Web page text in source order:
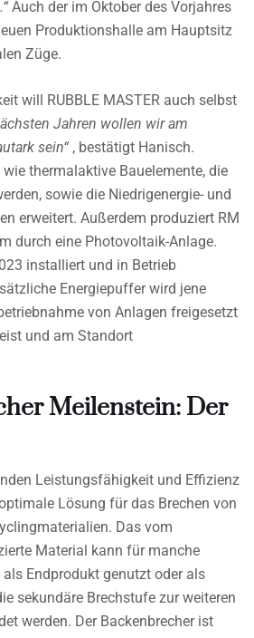
Auch der im Oktober des Vorjahres
Produktionshalle am Hauptsitz
Züge.
will RUBBLE MASTER auch selbst
Jahren wollen wir am
sein“, bestätigt Hanisch.
thermalaktive Bauelemente, die
sowie die Niedrigenergie- und
erweitert. Außerdem produziert RM
durch eine Photovoltaik-Anlage.
installiert und in Betrieb
Energiepuffer wird jene
von Anlagen freigesetzt
und am Standort
Meilenstein: Der
Leistungsfähigkeit und Effizienz
Lösung für das Brechen von
Das vom
Material kann für manche
Endprodukt genutzt oder als
sekundäre Brechstufe zur weiteren
werden. Der Backenbrecher ist